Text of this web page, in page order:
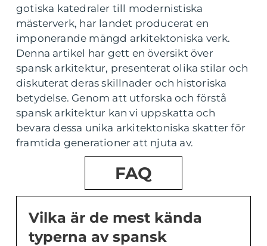
gotiska katedraler till modernistiska
mästerverk, har landet producerat en
imponerande mängd arkitektoniska verk.
Denna artikel har gett en översikt över
spansk arkitektur, presenterat olika stilar och
diskuterat deras skillnader och historiska
betydelse. Genom att utforska och förstå
spansk arkitektur kan vi uppskatta och
bevara dessa unika arkitektoniska skatter för
framtida generationer att njuta av.
FAQ
Vilka är de mest kända
typerna av spansk